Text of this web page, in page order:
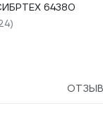
64380